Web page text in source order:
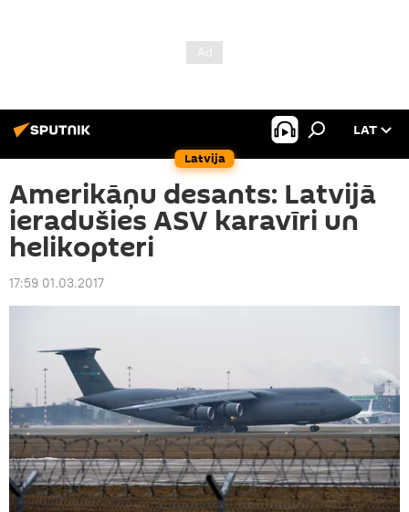
Latvija
LAT
Amerikāņu desants: Latvijā
ieradušies ASV karavīri un
helikopteri
17:59 01.03.2017